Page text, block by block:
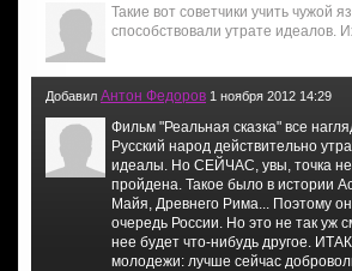
Такие вот советчики учить чужой
способствовали утрате идеалов.
Добавил Антон Федоров 1 ноября 2012 14:29
Фильм "Реальная сказка" все
Русский народ действительно
идеалы. Но СЕЙЧАС, увы, точка
пройдена. Такое было в истории
Майя, Древнего Рима... Поэтому
очередь России. Но это не так уж
нее будет что-нибудь другое.
молодежи: лучше сейчас